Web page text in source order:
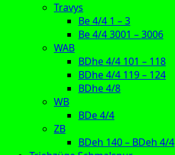
Travys
Be 4/4 1 – 3
Be 4/4 3001 – 3006
WAB
BDhe 4/4 101 – 118
BDhe 4/4 119 – 124
BDhe 4/8
WB
BDe 4/4
ZB
BDeh 140 – BDeh 4/4